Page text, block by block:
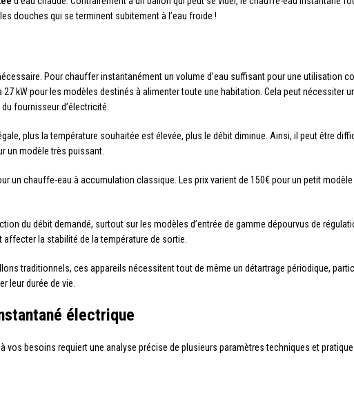
douches qui se terminent subitement à l’eau froide !
Pour chauffer instantanément un volume d’eau suffisant pour une utilisation
kW pour les modèles destinés à alimenter toute une habitation. Cela peut nécessiter
fournisseur d’électricité.
plus la température souhaitée est élevée, plus le débit diminue. Ainsi, il peut être
un modèle très puissant.
un chauffe-eau à accumulation classique. Les prix varient de 150€ pour un petit
du débit demandé, surtout sur les modèles d’entrée de gamme dépourvus de
la stabilité de la température de sortie.
traditionnels, ces appareils nécessitent tout de même un détartrage périodique,
leur durée de vie.
électrique
vos besoins requiert une analyse précise de plusieurs paramètres techniques et